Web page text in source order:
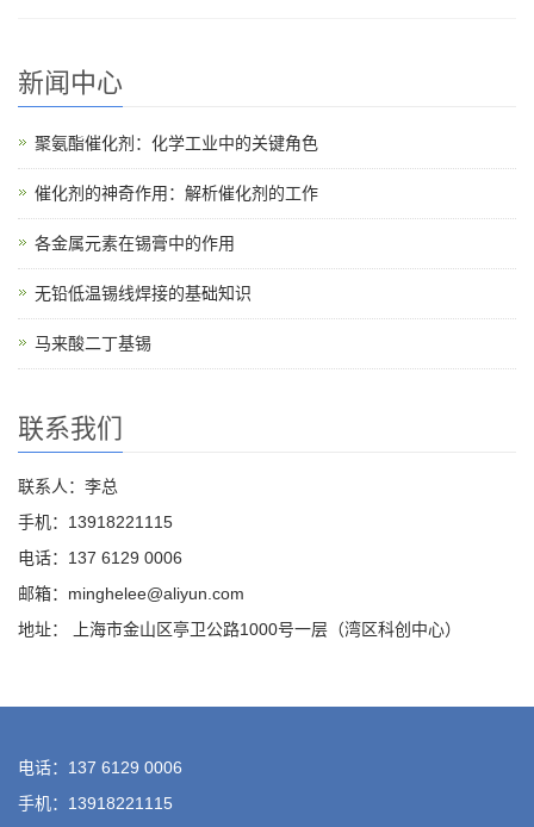
新闻中心
聚氨酯催化剂：化学工业中的关键角色
催化剂的神奇作用：解析催化剂的工作
各金属元素在锡膏中的作用
无铅低温锡线焊接的基础知识
马来酸二丁基锡
联系我们
联系人：李总
手机：13918221115
电话：137 6129 0006
邮箱：minghelee@aliyun.com
地址： 上海市金山区亭卫公路1000号一层（湾区科创中心）
电话：137 6129 0006
手机：13918221115